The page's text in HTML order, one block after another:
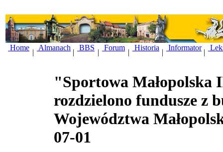
Home
|
Almanach
|
BBS
|
Forum
|
Historia
|
Informator
|
"Sportowa Małopolska
rozdzielono fundusze z
Województwa
07-01